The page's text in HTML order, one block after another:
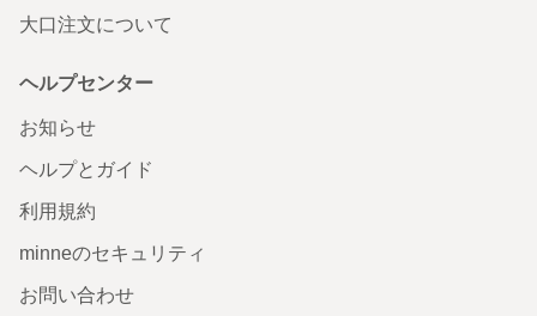
大口注文について
ヘルプセンター
お知らせ
ヘルプとガイド
利用規約
minneのセキュリティ
お問い合わせ